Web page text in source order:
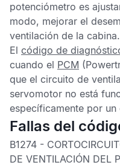
potenciómetro es
modo, mejorar el
ventilación de la cabina.
El código de
cuando el PCM
que el circuito de
servomotor no está
específicamente por
Fallas del
B1274 -
DE VENTILACIÓN DEL